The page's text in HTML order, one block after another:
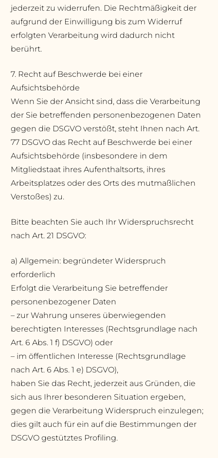
jederzeit zu widerrufen. Die Rechtmäßigkeit der
aufgrund der Einwilligung bis zum Widerruf
erfolgten Verarbeitung wird dadurch nicht
berührt.
7. Recht auf Beschwerde bei einer
Aufsichtsbehörde
Wenn Sie der Ansicht sind, dass die Verarbeitung
der Sie betreffenden personenbezogenen Daten
gegen die DSGVO verstößt, steht Ihnen nach Art.
77 DSGVO das Recht auf Beschwerde bei einer
Aufsichtsbehörde (insbesondere in dem
Mitgliedstaat ihres Aufenthaltsorts, ihres
Arbeitsplatzes oder des Orts des mutmaßlichen
Verstoßes) zu.
Bitte beachten Sie auch Ihr Widerspruchsrecht
nach Art. 21 DSGVO:
a) Allgemein: begründeter Widerspruch
erforderlich
Erfolgt die Verarbeitung Sie betreffender
personenbezogener Daten
– zur Wahrung unseres überwiegenden
berechtigten Interesses (Rechtsgrundlage nach
Art. 6 Abs. 1 f) DSGVO) oder
– im öffentlichen Interesse (Rechtsgrundlage
nach Art. 6 Abs. 1 e) DSGVO),
haben Sie das Recht, jederzeit aus Gründen, die
sich aus Ihrer besonderen Situation ergeben,
gegen die Verarbeitung Widerspruch einzulegen;
dies gilt auch für ein auf die Bestimmungen der
DSGVO gestütztes Profiling.